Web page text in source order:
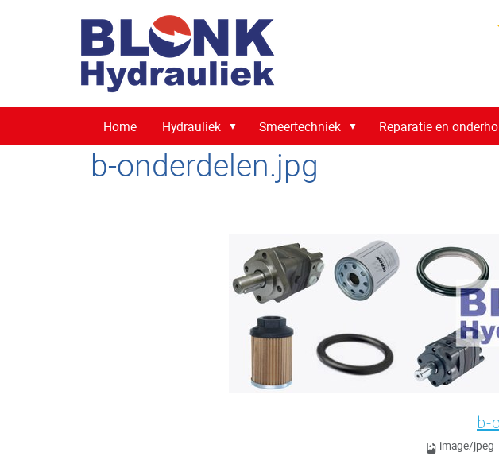
Home Hydrauliek Smeertechniek Reparatie en
b-onderdelen.jpg
b-
image/jpeg